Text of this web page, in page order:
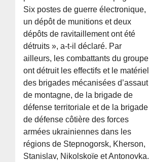
Six postes de guerre électronique,
un dépôt de munitions et deux
dépôts de ravitaillement ont été
détruits », a-t-il déclaré. Par
ailleurs, les combattants du groupe
ont détruit les effectifs et le matériel
des brigades mécanisées d’assaut
de montagne, de la brigade de
défense territoriale et de la brigade
de défense côtière des forces
armées ukrainiennes dans les
régions de Stepnogorsk, Kherson,
Stanislav, Nikolskoïe et Antonovka.